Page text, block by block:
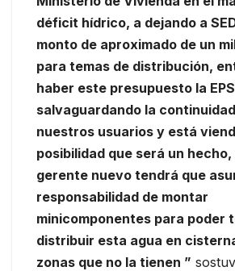
déficit hídrico, a dejando a
monto de aproximado de un
para temas de distribución,
haber este presupuesto la
salvaguardando la
nuestros usuarios y está
posibilidad que será un
gerente nuevo tendrá que
responsabilidad de montar
minicomponentes para poder
distribuir esta agua en
zonas que no la tienen ”